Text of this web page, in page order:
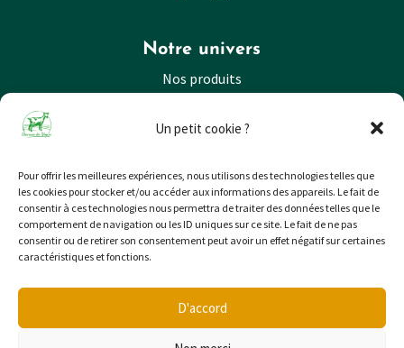
Un petit cookie ?
Pour offrir les meilleures expériences, nous utilisons des technologies telles que
les cookies pour stocker et/ou accéder aux informations des appareils. Le fait de
consentir à ces technologies nous permettra de traiter des données telles que le
comportement de navigation ou les ID uniques sur ce site. Le fait de ne pas
consentir ou de retirer son consentement peut avoir un effet négatif sur certaines
caractéristiques et fonctions.
D'accord
Notre univers
Nos produits
Nos valeurs
Nos actualités
Créé avec passion parOméga, l'agence web de